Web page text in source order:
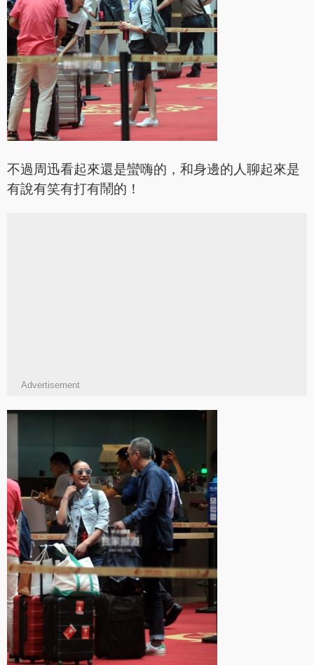
不過周迅看起來還是蠻嗨的，和身邊的人聊起來是
有說有笑有打有鬧的！
Advertisement